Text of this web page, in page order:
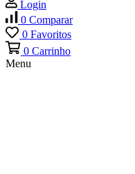
Login
0 Comparar
0 Favoritos
0 Carrinho
Menu